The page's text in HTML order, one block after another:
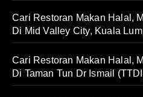
Cari Restoran Makan Halal,
Di Mid Valley City, Kuala
Cari Restoran Makan Halal,
Di Taman Tun Dr Ismail